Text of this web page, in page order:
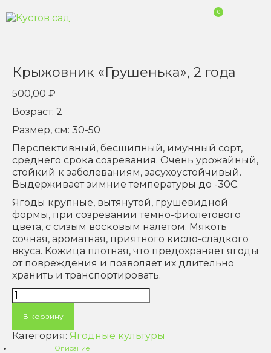
0
Крыжовник «Грушенька», 2 года
500,00 ₽
Возраст: 2
Размер, см: 30-50
Перспективный, бесшипный, имунный сорт,
среднего срока созревания. Очень урожайный,
стойкий к заболеваниям, засухоустойчивый.
Выдерживает зимние температуры до -30С.
Ягоды крупные, вытянутой, грушевидной
формы, при созревании темно-фиолетового
цвета, с сизым восковым налетом. Мякоть
сочная, ароматная, приятного кисло-сладкого
вкуса. Кожица плотная, что предохраняет ягоды
от повреждения и позволяет их длительно
хранить и транспортировать.
Количество
товара
Крыжовник
"Грушенька",
2
В корзину
Категория: Ягодные культуры
Описание